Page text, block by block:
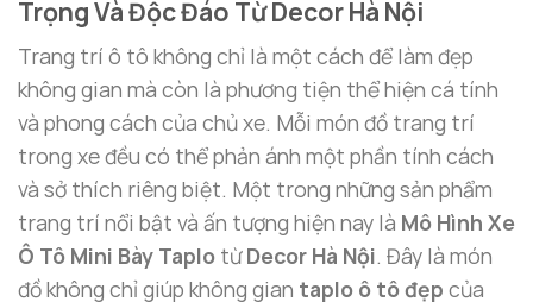
Trọng Và Độc Đáo Từ Decor Hà Nội
Trang trí ô tô không chỉ là một cách để làm đẹp
không gian mà còn là phương tiện thể hiện cá tính
và phong cách của chủ xe. Mỗi món đồ trang trí
trong xe đều có thể phản ánh một phần tính cách
và sở thích riêng biệt. Một trong những sản phẩm
trang trí nổi bật và ấn tượng hiện nay là Mô Hình Xe
Ô Tô Mini Bày Taplo từDecor Hà Nội. Đây là món
đồ không chỉ giúp không gian taplo ô tô đẹp của